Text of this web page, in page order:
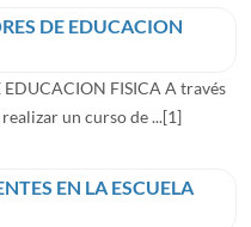
DE EDUCACION
EDUCACION FISICA A través
un curso de ...[1]
EN LA ESCUELA